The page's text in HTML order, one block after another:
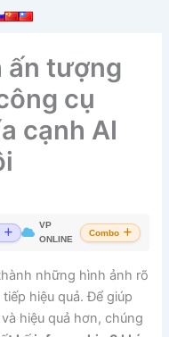
ấn tượng
cụ
cạnh AI
VP
ONLINE
Combo
những hình ảnh rõ
hiệu quả. Để giúp
hiệu quả hơn, chúng